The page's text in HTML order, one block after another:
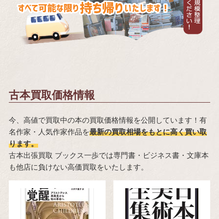
古本買取価格情報
今、高値で買取中の本の買取価格情報を公開しています！有
名作家・人気作家作品を最新の買取相場をもとに高く買い取
ります。
古本出張買取 ブックス一歩では専門書・ビジネス書・文庫本
も他店に負けない高価買取をいたします。